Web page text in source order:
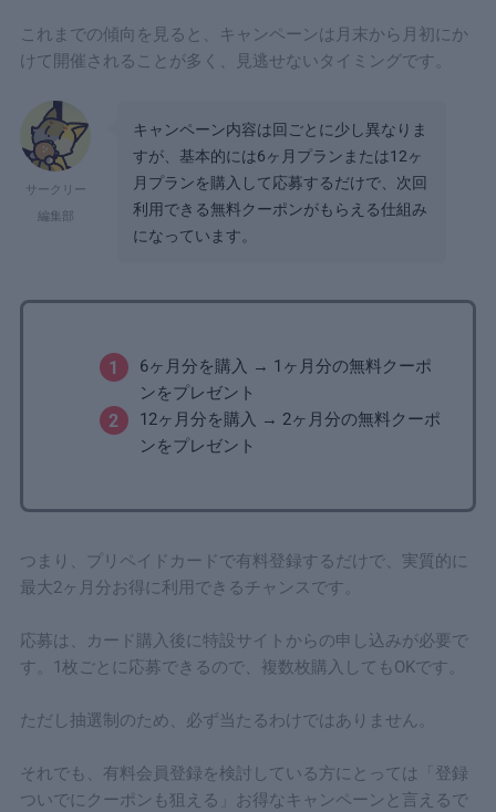
これまでの傾向を見ると、キャンペーンは月末から月初にか
けて開催されることが多く、見逃せないタイミングです。
サークリー
編集部
キャンペーン内容は回ごとに少し異なりま
すが、基本的には6ヶ月プランまたは12ヶ
月プランを購入して応募するだけで、次回
利用できる無料クーポンがもらえる仕組み
になっています。
6ヶ月分を購入 → 1ヶ月分の無料クーポ
ンをプレゼント
12ヶ月分を購入 → 2ヶ月分の無料クーポ
ンをプレゼント
つまり、プリペイドカードで有料登録するだけで、実質的に
最大2ヶ月分お得に利用できるチャンスです。
応募は、カード購入後に特設サイトからの申し込みが必要で
す。1枚ごとに応募できるので、複数枚購入してもOKです。
ただし抽選制のため、必ず当たるわけではありません。
それでも、有料会員登録を検討している方にとっては「登録
ついでにクーポンも狙える」お得なキャンペーンと言えるで